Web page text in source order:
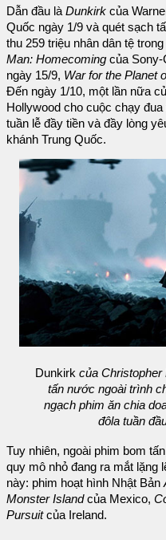
Dẫn đầu là Dunkirk của
Quốc ngày 1/9 và quét sạch
thu 259 triệu nhân dân tệ
Man: Homecoming của Sony-
ngày 15/9, War for the Planet
Đến ngày 1/10, một lần nữa
Hollywood cho cuộc chạy
tuần lễ đầy tiền và đầy lòng
khánh Trung Quốc.
Dunkirk của Christopher
tấn nước ngoài trình
ngạch phim ăn chia
đôla tuần
Tuy nhiên, ngoài phim bom
quy mô nhỏ đang ra mắt lặng
này: phim hoạt hình Nhật Bản
Monster Islandcủa Mexico,
Pursuitcủa Ireland.